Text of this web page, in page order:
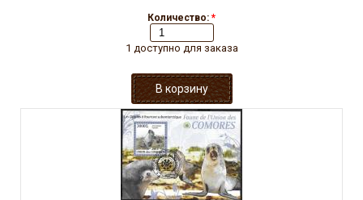
Количество: *
1 доступно для заказа